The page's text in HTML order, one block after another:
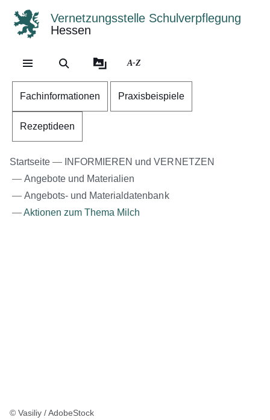
Vernetzungsstelle Schulverpflegung
Hessen
A-Z
Fachinformationen Praxisbeispiele
Rezeptideen
Startseite
INFORMIEREN und VERNETZEN
Angebote und Materialien
Angebots- und Materialdatenbank
Aktionen zum Thema Milch
© Vasiliy / AdobeStock